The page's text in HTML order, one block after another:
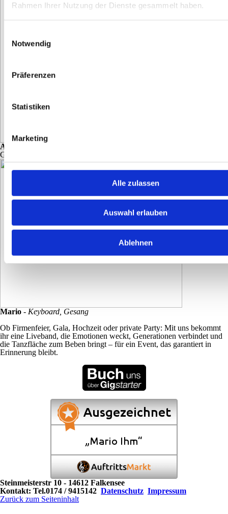
Rahmen Ihrer Nutzung der Dienste gesammelt haben.
Notwendig
Präferenzen
Statistiken
Marketing
Alle zulassen
Auswahl erlauben
Ablehnen
Andreas
Gesang, Gitarre
Mario - Keyboard, Gesang
Ob Firmenfeier, Gala, Hochzeit oder private Party: Mit uns bekommt
ihr eine Liveband, die Emotionen weckt, Generationen verbindet und
die Tanzfläche zum Beben bringt – für ein Event, das garantiert in
Erinnerung bleibt.
Steinmeisterstr 10 - 14612 Falkensee
Kontakt: Tel.0174 / 9415142 Datenschutz Impressum
Zurück zum Seiteninhalt